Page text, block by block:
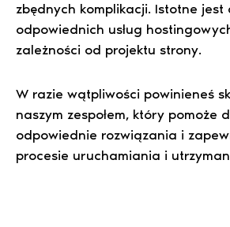
zbędnych komplikacji. Istotne jest
odpowiednich usług
zależności od projektu strony.
W razie wątpliwości powinieneś
naszym zespołem, który pomoże
odpowiednie rozwiązania i
procesie uruchamiania i